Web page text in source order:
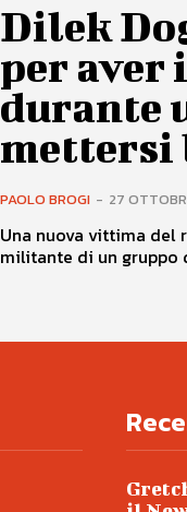
Dilek
per
durante
mettersi
PAOLO BROGI - 27
Una nuova vittima del
militante di un gruppo